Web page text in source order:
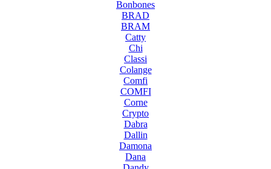
Bonbones
BRAD
BRAM
Catty
Chi
Classi
Colange
Comfi
COMFI
Corne
Crypto
Dabra
Dallin
Damona
Dana